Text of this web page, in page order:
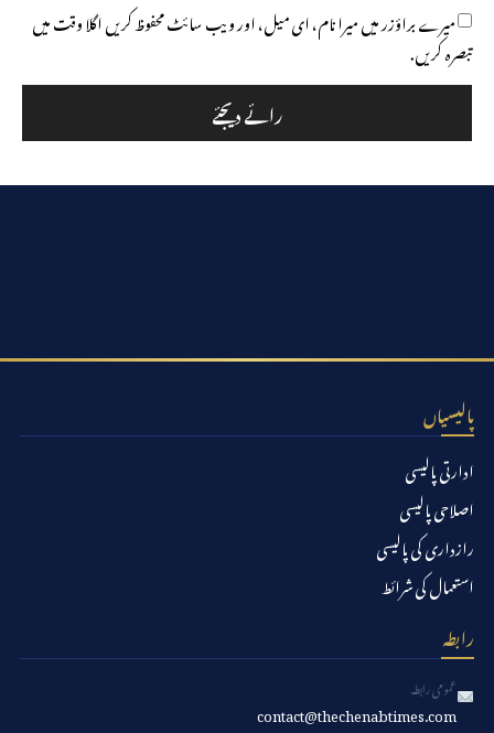
میرے براؤزر میں میرا نام، ای میل، اور ویب سائٹ محفوظ کریں اگلا وقت میں
تبصرہ کریں.
پالیسیاں
ادارتی پالیسی
اصلاحی پالیسی
رازداری کی پالیسی
استعمال کی شرائط
رابطہ
عمومی رابطہ
contact@thechenabtimes.com